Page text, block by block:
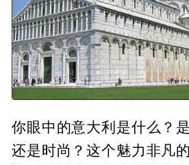
你眼中的意大利是什么？
还是时尚？这个魅力非凡